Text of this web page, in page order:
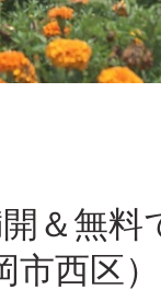
＆無料
西区）